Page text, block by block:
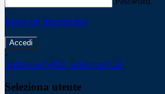
Password dimenticata?
-
Entra con SPID Entra con CIE
Seleziona utente